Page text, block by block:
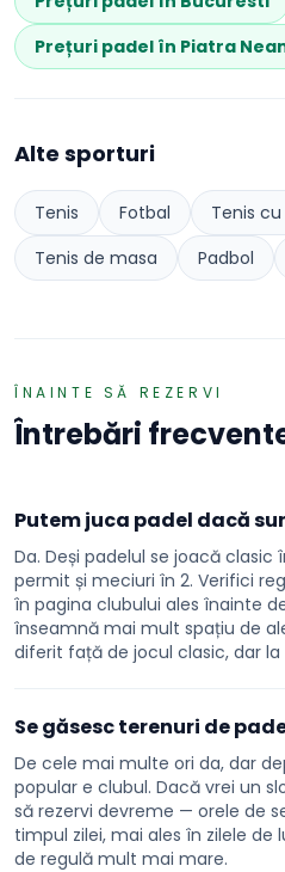
Prețuri padel în Piatra
Alte sporturi
Tenis Fotbal
Tenis
Tenis de masa
Padbol
ÎNAINTE SĂ REZERVI
Întrebări
Putem juca padel dacă
Da. Deși padelul se joacă
permit și meciuri în 2. Verifici
în pagina clubului ales înainte
înseamnă mai mult spațiu de
diferit față de jocul clasic, dar
Se găsesc terenuri de
De cele mai multe ori da, dar
popular e clubul. Dacă vrei un
să rezervi devreme — orele de
timpul zilei, mai ales în zilele de
de regulă mult mai mare.